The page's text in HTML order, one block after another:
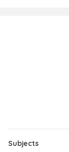
Subjects